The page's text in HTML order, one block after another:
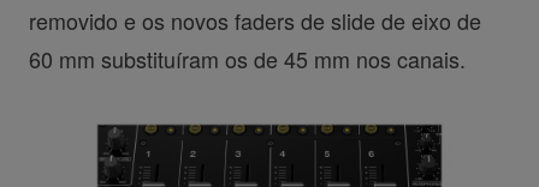
removido e os novos faders de slide de eixo de
60 mm substituíram os de 45 mm nos canais.